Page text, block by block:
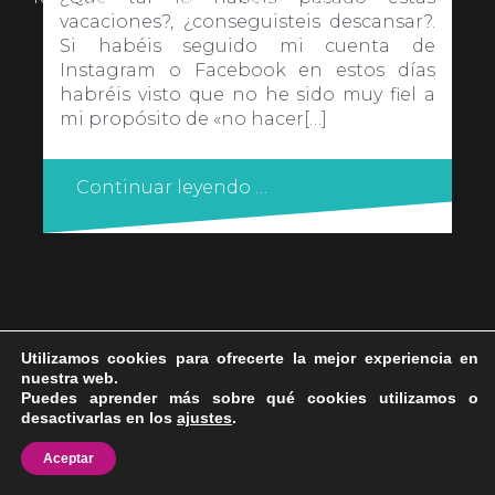
vacaciones?, ¿conseguisteis descansar?.
Si habéis seguido mi cuenta de
Instagram o Facebook en estos días
habréis visto que no he sido muy fiel a
mi propósito de «no hacer[…]
Continuar leyendo …
Utilizamos cookies para ofrecerte la mejor experiencia en
nuestra web.
Puedes aprender más sobre qué cookies utilizamos o
desactivarlas en los ajustes.
Aceptar